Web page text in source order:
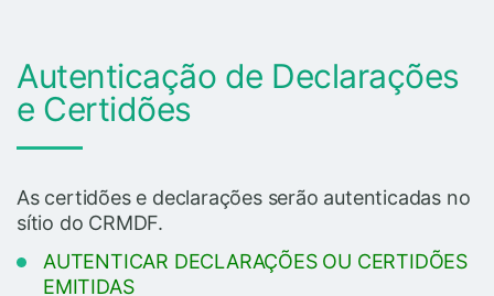
Autenticação de Declarações
e Certidões
As certidões e declarações serão autenticadas no
sítio do CRMDF.
AUTENTICAR DECLARAÇÕES OU CERTIDÕES
EMITIDAS